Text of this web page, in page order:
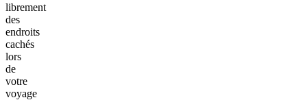
librement
des
endroits
cachés
lors
de
votre
voyage